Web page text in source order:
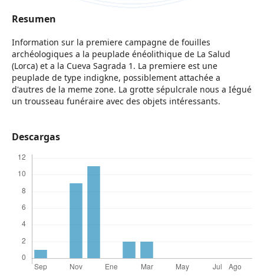
Resumen
Information sur la premiere campagne de fouilles
archéologiques a la peuplade énéolithique de La Salud
(Lorca) et a la Cueva Sagrada 1. La premiere est une
peuplade de type indigkne, possiblement attachée a
d'autres de la meme zone. La grotte sépulcrale nous a Iégué
un trousseau funéraire avec des objets intéressants.
Descargas